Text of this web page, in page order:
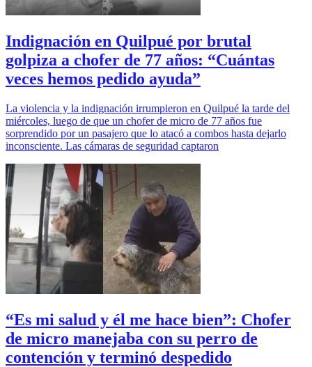
Indignación en Quilpué por brutal
golpiza a chofer de 77 años: “Cuántas
veces hemos pedido ayuda”
La violencia y la indignación irrumpieron en Quilpué la tarde del
miércoles, luego de que un chofer de micro de 77 años fue
sorprendido por un pasajero que lo atacó a combos hasta dejarlo
inconsciente. Las cámaras de seguridad captaron
“Es mi salud y él me hace bien”: Chofer
de micro manejaba con su perro de
contención y terminó despedido